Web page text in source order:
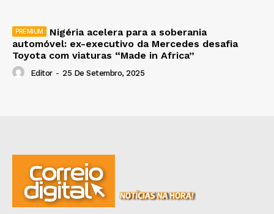
Nigéria acelera para a soberania
automóvel: ex-executivo da Mercedes desafia
Toyota com viaturas “Made in Africa”
Editor - 25 De Setembro, 2025